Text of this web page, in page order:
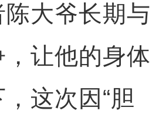
大爷长期与
让他的身体
这次因“胆